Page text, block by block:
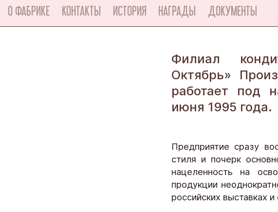
О ФАБРИКЕ КОНТАКТЫ ИСТОРИЯ НАГРАДЫ ДОКУМЕНТЫ
Филиал
Октябрь»
работает под
июня 1995 года.
Предприятие сразу
стиля и почерк
нацеленность на
продукции
российских выставках